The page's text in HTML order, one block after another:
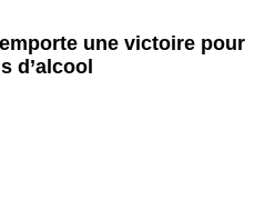
une victoire pour
d’alcool